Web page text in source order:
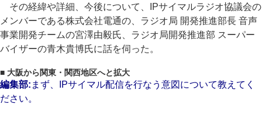
その経緯や詳細、今後について、IPサイマルラジオ協議会の
メンバーである株式会社電通の、ラジオ局 開発推進部長 音声
事業開発チームの宮澤由毅氏、ラジオ局開発推進部 スーパー
バイザーの青木貴博氏に話を伺った。
■ 大阪から関東・関西地区へと拡大
編集部: まず、IPサイマル配信を行なう意図について教えてく
ださい。